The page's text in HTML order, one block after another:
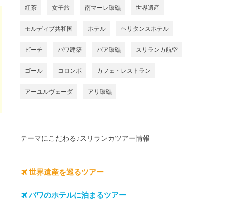
紅茶 女子旅 南マーレ環礁 世界遺産
モルディブ共和国 ホテル ヘリタンスホテル
ビーチ バワ建築 バア環礁 スリランカ航空
ゴール コロンボ カフェ・レストラン
アーユルヴェーダ アリ環礁
テーマにこだわる♪スリランカツアー情報
世界遺産を巡るツアー
バワのホテルに泊まるツアー